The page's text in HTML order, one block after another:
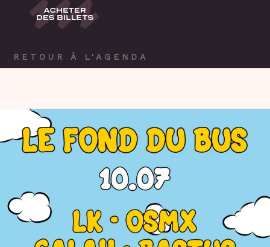
RETOUR À L'AGENDA